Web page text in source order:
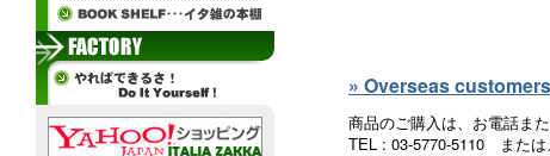
» Overseas
商品のご購入は、お電話ま
TEL : 03-5770-5110 または